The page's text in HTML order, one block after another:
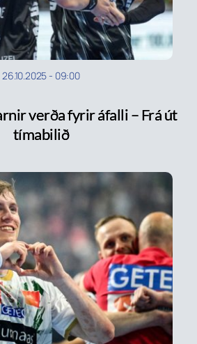
26.10.2025 - 09:00
verða fyrir áfalli – Frá út
tímabilið